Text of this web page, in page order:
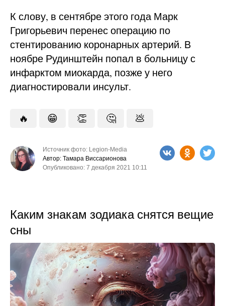
К слову, в сентябре этого года Марк
Григорьевич перенес операцию по
стентированию коронарных артерий. В
ноябре Рудинштейн попал в больницу с
инфарктом миокарда, позже у него
диагностировали инсульт.
🔥 😁 👏 🤔 💩
Источник фото: Legion-Media
Автор: Тамара Виссарионова
Опубликовано: 7 декабря 2021 10:11
Каким знакам зодиака снятся вещие
сны